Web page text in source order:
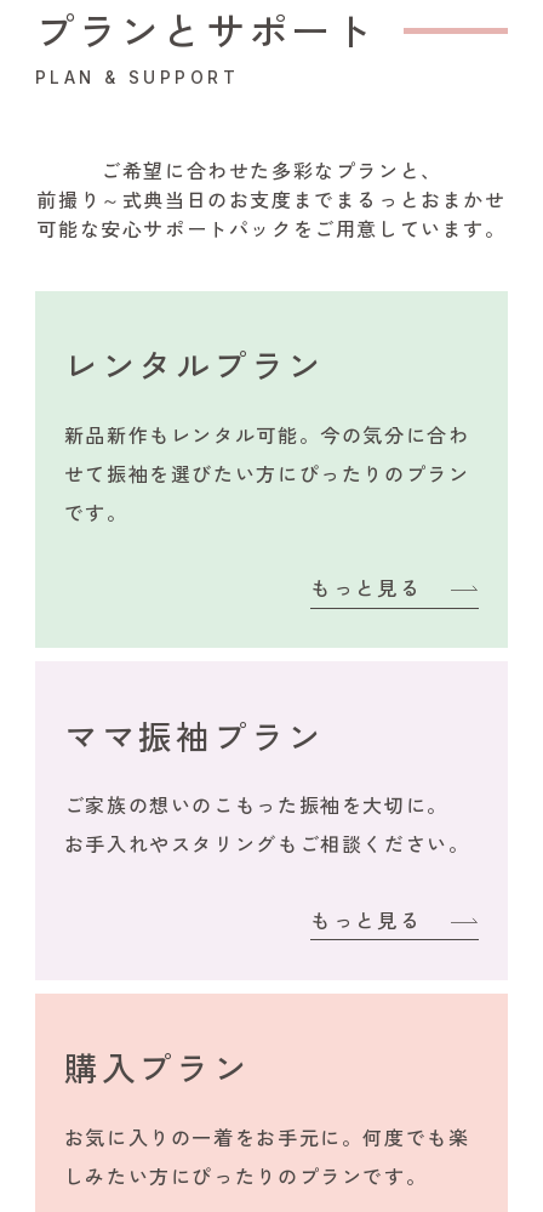
プランとサポート
PLAN & SUPPORT
ご希望に合わせた多彩なプランと、
前撮り～式典当日のお支度までまるっとおまかせ
可能な安心サポートパックをご用意しています。
レンタルプラン
新品新作もレンタル可能。今の気分に合わ
せて振袖を選びたい方にぴったりのプラン
です。
もっと見る
ママ振袖プラン
ご家族の想いのこもった振袖を大切に。
お手入れやスタリングもご相談ください。
もっと見る
購入プラン
お気に入りの一着をお手元に。何度でも楽
しみたい方にぴったりのプランです。